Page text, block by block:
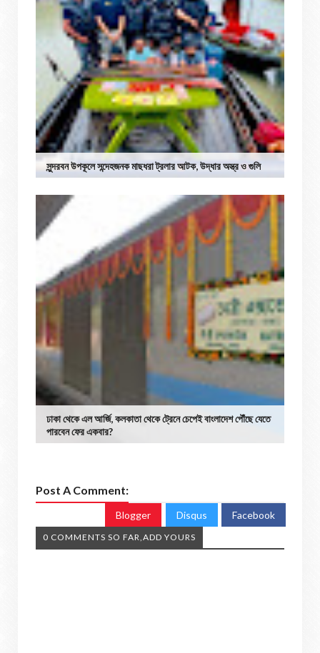
সুন্দরবন উপকূলে সন্দেহজনক মাছধরা ট্রলার আটক, উদ্ধার অস্ত্র ও গুলি
ঢাকা থেকে এল আর্জি, কলকাতা থেকে ট্রেনে চেপেই বাংলাদেশ পৌঁছে যেতে
পারবেন ফের একবার?
Post A Comment:
Blogger Disqus Facebook
0 COMMENTS SO FAR,ADD YOURS